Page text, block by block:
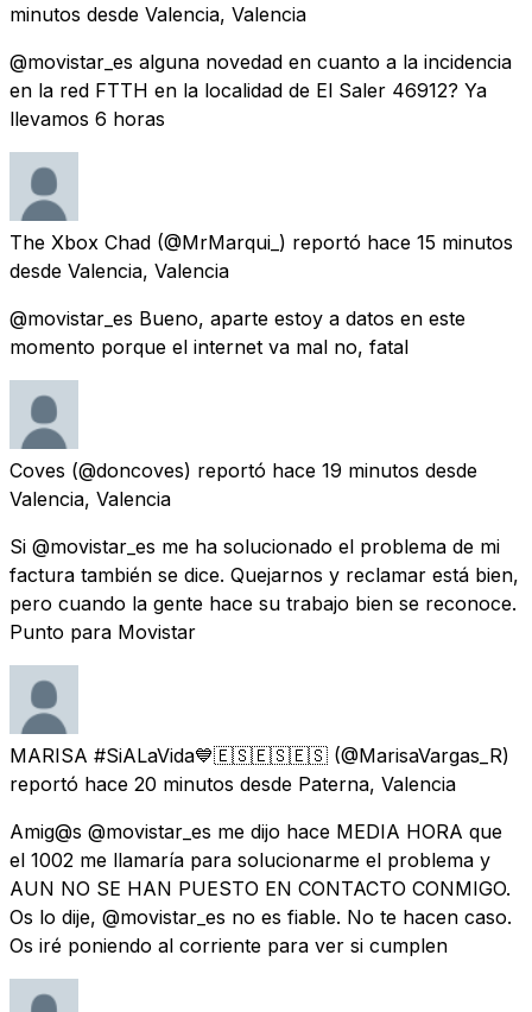
minutos desde Valencia, Valencia
@movistar_es alguna novedad en cuanto a la incidencia
en la red FTTH en la localidad de El Saler 46912? Ya
llevamos 6 horas
The Xbox Chad (@MrMarqui_) reportó hace 15 minutos
desde Valencia, Valencia
@movistar_es Bueno, aparte estoy a datos en este
momento porque el internet va mal no, fatal
Coves (@doncoves) reportó hace 19 minutos desde
Valencia, Valencia
Si @movistar_es me ha solucionado el problema de mi
factura también se dice. Quejarnos y reclamar está bien,
pero cuando la gente hace su trabajo bien se reconoce.
Punto para Movistar
MARISA #SiALaVida💙🇪🇸🇪🇸🇪🇸 (@MarisaVargas_R)
reportó hace 20 minutos desde Paterna, Valencia
Amig@s @movistar_es me dijo hace MEDIA HORA que
el 1002 me llamaría para solucionarme el problema y
AUN NO SE HAN PUESTO EN CONTACTO CONMIGO.
Os lo dije, @movistar_es no es fiable. No te hacen caso.
Os iré poniendo al corriente para ver si cumplen